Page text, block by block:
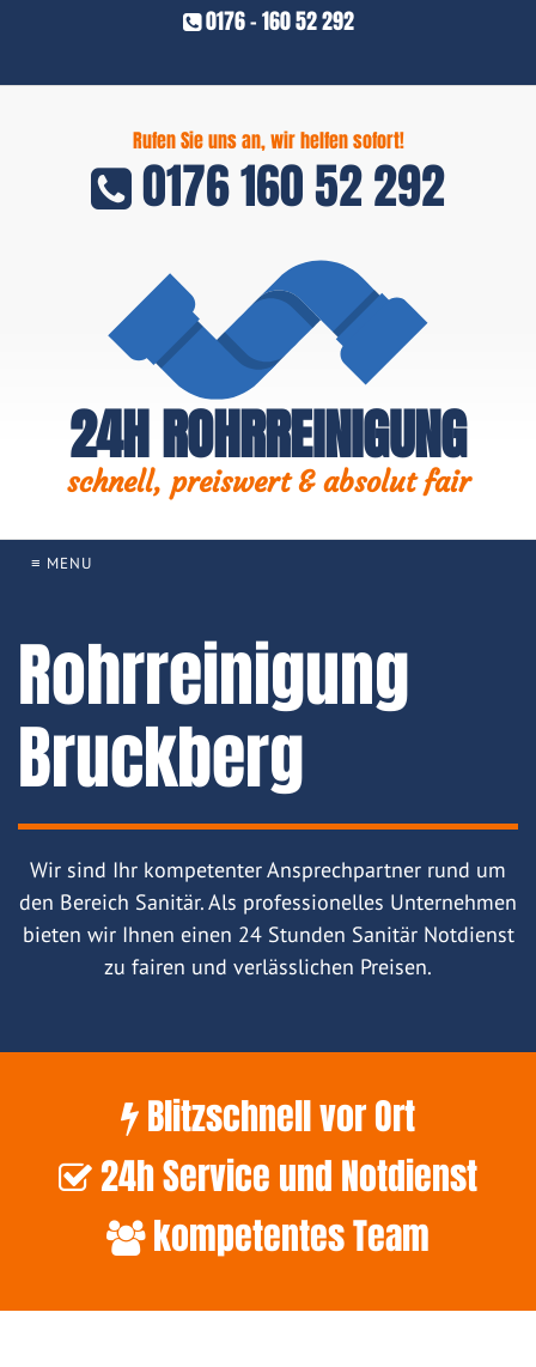
0176 - 160 52 292
Rufen Sie uns an, wir helfen sofort!
0176 160 52 292
24H ROHRREINIGUNG
schnell, preiswert & absolut fair
≡ MENU
Rohrreinigung
Bruckberg
Wir sind Ihr kompetenter Ansprechpartner rund um
den Bereich Sanitär. Als professionelles Unternehmen
bieten wir Ihnen einen 24 Stunden Sanitär Notdienst
zu fairen und verlässlichen Preisen.
Blitzschnell vor Ort
24h Service und Notdienst
kompetentes Team